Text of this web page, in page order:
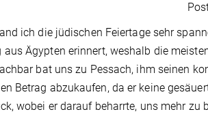
ich die jüdischen Feiertage sehr
aus Ägypten erinnert, weshalb die
bat uns zu Pessach, ihm seinen
Betrag abzukaufen, da er keine
wobei er darauf beharrte, uns mehr zu